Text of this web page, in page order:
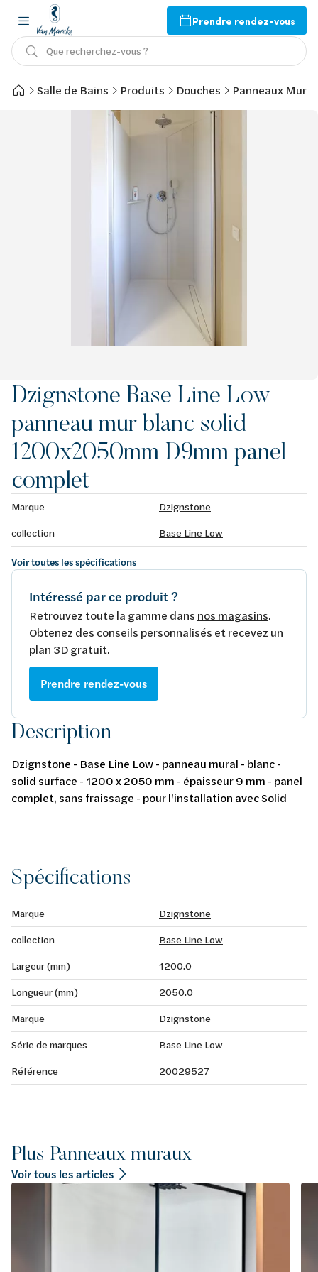
Prendre rendez-vous
Que recherchez-vous ?
Salle de Bains Produits Douches Panneaux
Dzignstone Base Line Low
panneau mur blanc solid
1200x2050mm D9mm panel
complet
Marque
Dzignstone
collection
Base Line Low
Voir toutes les spécifications
Intéressé par ce produit ?
Retrouvez toute la gamme dans nos magasins.
Obtenez des conseils personnalisés et recevez un
plan 3D gratuit.
Prendre rendez-vous
Description
Dzignstone - Base Line Low - panneau mural - blanc -
solid surface - 1200 x 2050 mm - épaisseur 9 mm - panel
complet, sans fraissage - pour l'installation avec Solid
Spécifications
Marque
Dzignstone
collection
Base Line Low
Largeur (mm)
1200.0
Longueur (mm)
2050.0
Marque
Dzignstone
Série de marques
Base Line Low
Référence
20029527
Plus Panneaux muraux
Voir tous les articles